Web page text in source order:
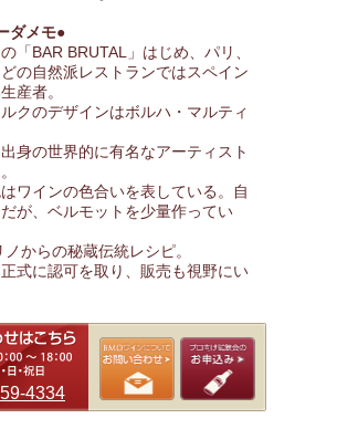
ダメモ●
「BAR BRUTAL」はじめ、パリ、
の自然派レストランではスペイン
産者。
クのデザインはボルハ・マルティ
身の世界的に有名なアーティスト
ワインの色合いを表している。自
が、ベルモットを少量作ってい
からの秘蔵伝統レシピ。
式に認可を取り、販売も視野にい
4334